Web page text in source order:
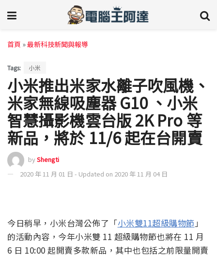
首頁 »最新科技新聞與報導
Tags: 小米
小米推出米家水離子吹風機、
米家無線吸塵器 G10 、小米
智慧攝影機雲台版 2K Pro 等
新品，將於 11/6 起在台開賣
byShengti
2020 年 11 月 01 日 - Updated on 2020 年 11 月 04 日
今日稍早，小米台灣公佈了「小米雙11超級購物節」
的活動內容，今年小米雙 11 超級購物節也將在 11 月
6 日 10:00 起開賣多款新品，其中也包括之前限量開賣